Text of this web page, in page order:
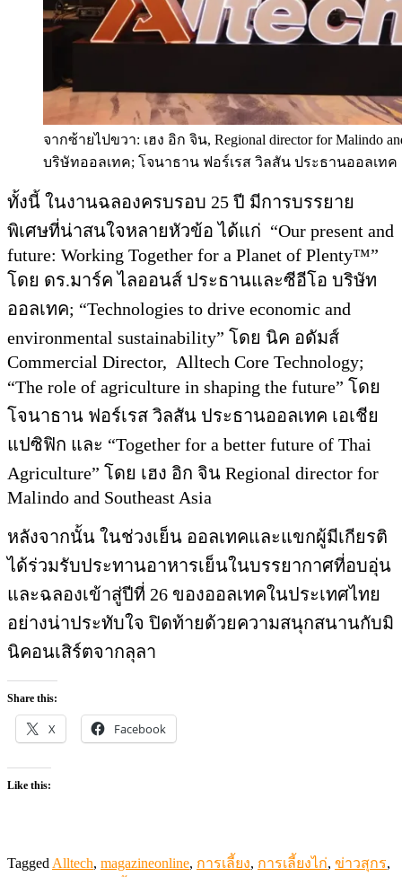
จากซ้ายไปขวา: เฮง อิก จิน, Regional director for Malindo
บริษัทออลเทค; โจนาธาน ฟอร์เรส วิลสัน ประธานออลเทค
ทั้งนี้ ในงานฉลองครบรอบ 25 ปี มีการบรรยาย
พิเศษที่น่าสนใจหลายหัวข้อ ได้แก่ “Our present and
future: Working Together for a Planet of Plenty™”
โดย ดร.มาร์ค ไลออนส์ ประธานและซีอีโอ บริษัท
ออลเทค; “Technologies to drive economic and
environmental sustainability” โดย นิค อดัมส์
Commercial Director, Alltech Core Technology;
“The role of agriculture in shaping the future” โดย
โจนาธาน ฟอร์เรส วิลสัน ประธานออลเทค เอเชีย
แปซิฟิก และ “Together ​for a better future of ​Thai
Agriculture” โดย เฮง อิก จิน Regional director for
Malindo and Southeast Asia
หลังจากนั้น ในช่วงเย็น ออลเทคและแขกผู้มีเกียรติ
ได้ร่วมรับประทานอาหารเย็นในบรรยากาศที่อบอุ่น
และฉลองเข้าสู่ปีที่ 26 ของออลเทคในประเทศไทย
อย่างน่าประทับใจ ปิดท้ายด้วยความสนุกสนานกับมิ
นิคอนเสิร์ตจากลุลา
Share this:
X Facebook
Like this:
Tagged Alltech, magazineonline, การเลี้ยง, การเลี้ยงไก่, ข่าวสุกร,